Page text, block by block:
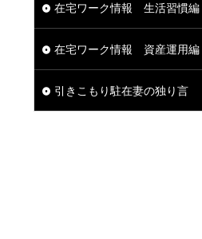
在宅ワーク情報 生活習慣編
在宅ワーク情報 資産運用編
引きこもり駐在妻の独り言